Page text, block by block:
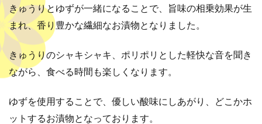
きゅうりとゆずが一緒になることで、旨味の相乗効果が生
まれ、香り豊かな繊細なお漬物となりました。
きゅうりのシャキシャキ、ポリポリとした軽快な音を聞き
ながら、食べる時間も楽しくなります。
ゆずを使用することで、優しい酸味にしあがり、どこかホ
ットするお漬物となっております。